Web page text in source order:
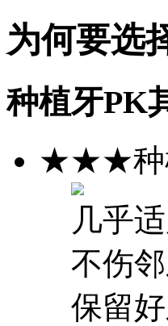
为何要选
种植牙PK
★★★
几乎
不伤
保留